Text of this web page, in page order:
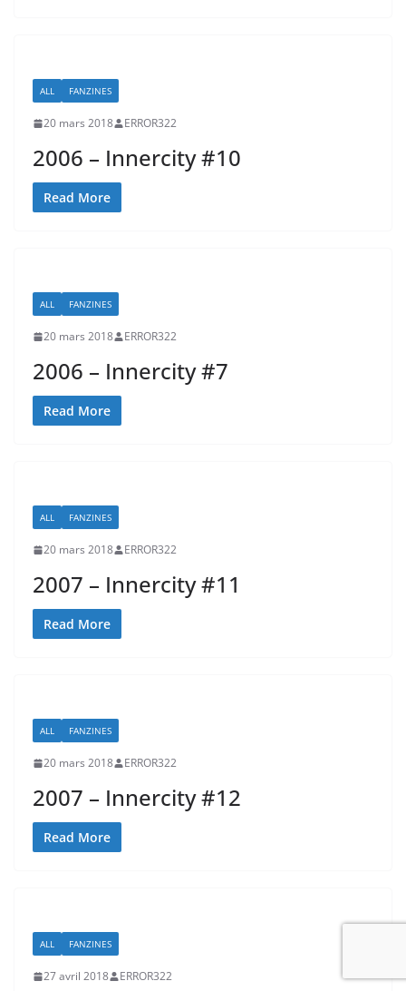
ALL FANZINES
20 mars 2018 ERROR322
2006 – Innercity #10
Read More
ALL FANZINES
20 mars 2018 ERROR322
2006 – Innercity #7
Read More
ALL FANZINES
20 mars 2018 ERROR322
2007 – Innercity #11
Read More
ALL FANZINES
20 mars 2018 ERROR322
2007 – Innercity #12
Read More
ALL FANZINES
27 avril 2018 ERROR322